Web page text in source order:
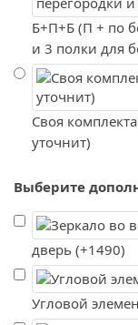
Б+П+Б (П + по
и 3 полки для
Своя
уточнит)
Выберите
дверь (+1490)
Угловой